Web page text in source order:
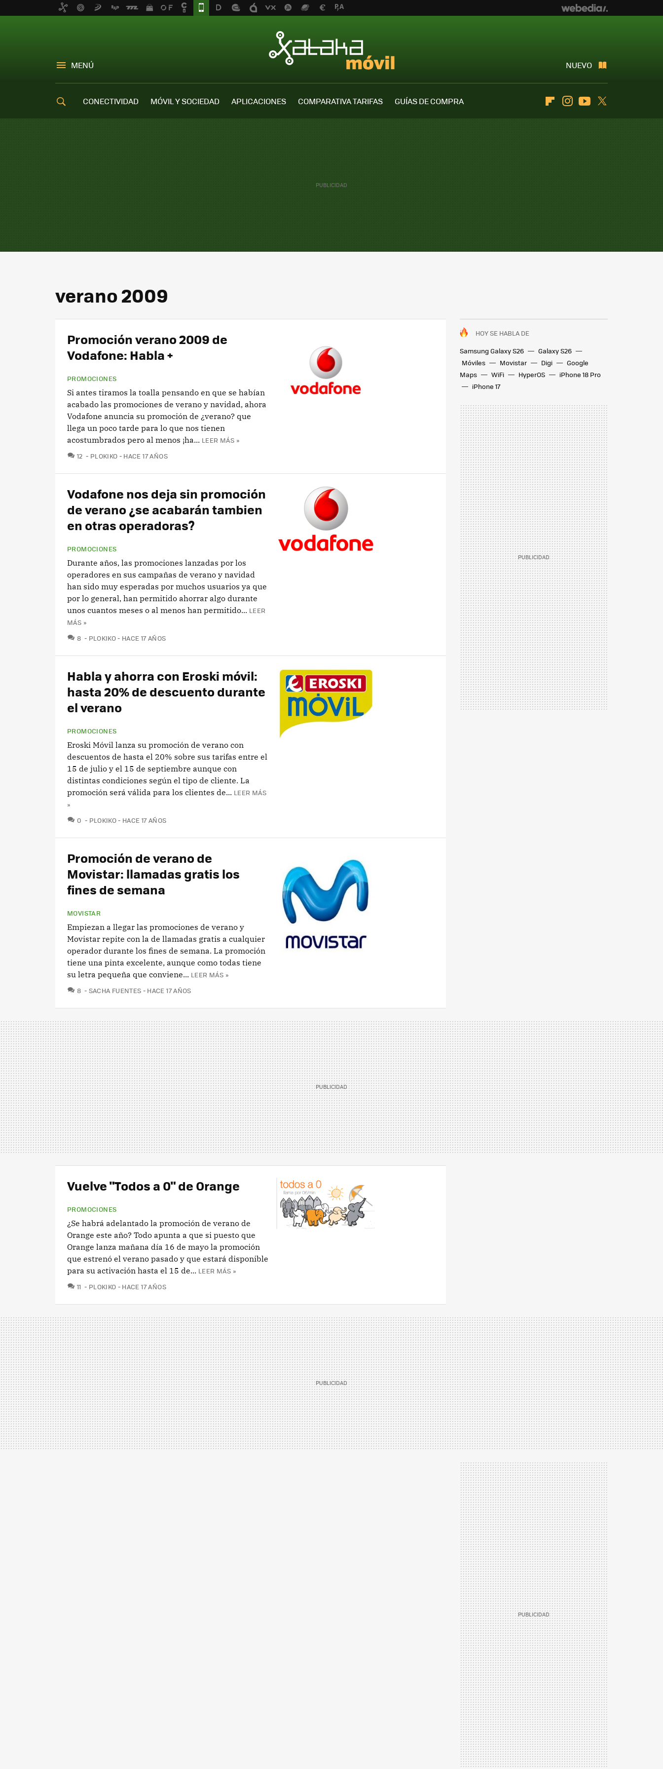
MENÚ NUEVO
CONECTIVIDAD MÓVIL Y SOCIEDAD APLICACIONES COMPARATIVA TARIFAS
GUÍAS DE COMPRA
FlipboardInstagramYoutube
verano 2009
HOY SE HABLA DE
Samsung Galaxy S26
Galaxy S26
Móviles
Movistar Digi
Google
Maps
WiFi HyperOS
iPhone 18 Pro
iPhone 17
Promoción verano 2009 de
Vodafone: Habla +
PROMOCIONES
Si antes tiramos la toalla pensando en que se habían
acabado las promociones de verano y navidad, ahora
Vodafone anuncia su promoción de ¿verano? que
llega un poco tarde para lo que nos tienen
acostumbrados pero al menos ¡ha... LEER MÁS »
12 COMENTARIOS
PLOKIKO HACE 17 AÑOS
Vodafone nos deja sin promoción
de verano ¿se acabarán tambien
en otras operadoras?
PROMOCIONES
Durante años, las promociones lanzadas por los
operadores en sus campañas de verano y navidad
han sido muy esperadas por muchos usuarios ya que
por lo general, han permitido ahorrar algo durante
unos cuantos meses o al menos han permitido... LEER
MÁS »
8 COMENTARIOS
PLOKIKO HACE 17 AÑOS
Habla y ahorra con Eroski móvil:
hasta 20% de descuento durante
el verano
PROMOCIONES
Eroski Móvil lanza su promoción de verano con
descuentos de hasta el 20% sobre sus tarifas entre el
15 de julio y el 15 de septiembre aunque con
distintas condiciones según el tipo de cliente. La
promoción será válida para los clientes de... LEER MÁS
»
0 COMENTARIOS
PLOKIKO HACE 17 AÑOS
Promoción de verano de
Movistar: llamadas gratis los
fines de semana
MOVISTAR
Empiezan a llegar las promociones de verano y
Movistar repite con la de llamadas gratis a cualquier
operador durante los fines de semana. La promoción
tiene una pinta excelente, aunque como todas tiene
su letra pequeña que conviene... LEER MÁS »
8 COMENTARIOS
SACHA FUENTES HACE 17 AÑOS
Vuelve "Todos a 0" de Orange
PROMOCIONES
¿Se habrá adelantado la promoción de verano de
Orange este año? Todo apunta a que si puesto que
Orange lanza mañana día 16 de mayo la promoción
que estrenó el verano pasado y que estará disponible
para su activación hasta el 15 de... LEER MÁS »
11 COMENTARIOS
PLOKIKO HACE 17 AÑOS